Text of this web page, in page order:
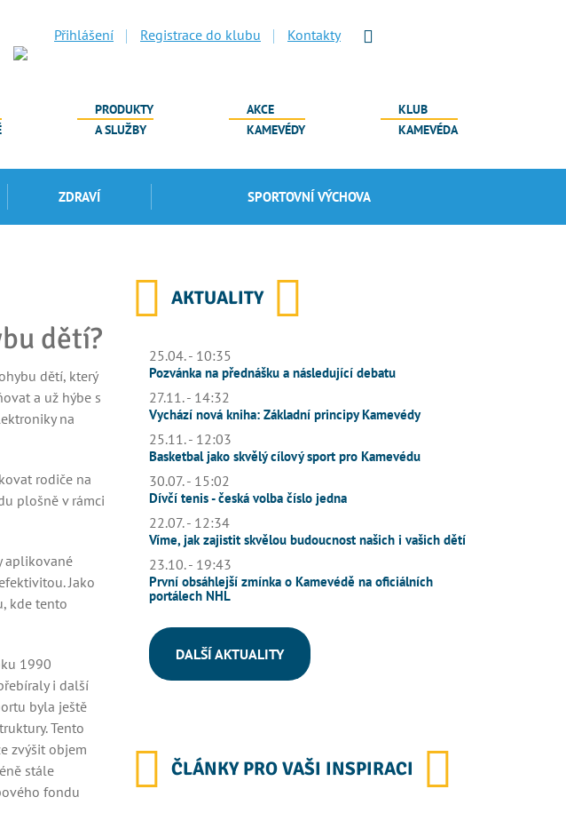
Přihlášení Registrace do klubu Kontakty
PRODUKTY
A SLUŽBY
AKCE
KAMEVÉDY
KLUB
KAMEVÉDA
ZDRAVÍ SPORTOVNÍ VÝCHOVA
dětí?
dětí, který
a už hýbe s
na
rodiče na
plošně v rámci
aplikované
Jako
kde tento
1990
i další
byla ještě
Tento
zvýšit objem
stále
fondu
AKTUALITY
25.04. - 10:35
Pozvánka na přednášku a následující debatu
27.11. - 14:32
Vychází nová kniha: Základní principy Kamevédy
25.11. - 12:03
Basketbal jako skvělý cílový sport pro Kamevédu
30.07. - 15:02
Dívčí tenis - česká volba číslo jedna
22.07. - 12:34
Víme, jak zajistit skvělou budoucnost našich i vašich dětí
23.10. - 19:43
První obsáhlejší zmínka o Kamevédě na oficiálních
portálech NHL
DALŠÍ AKTUALITY
ČLÁNKY PRO VAŠI INSPIRACI